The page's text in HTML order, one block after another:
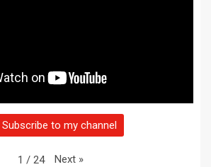
Subscribe to my channel
1 / 24 Next »